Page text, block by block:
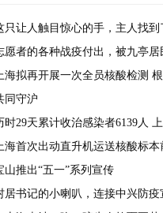
只让人触目惊心的手，主人找到
愿者的各种战疫付出，被九亭居
海拟再开展一次全员核酸检测
同守沪
时29天累计收治感染者6139人
海首次出动直升机运送核酸标本
山推出“五一”系列宣传
居书记的小喇叭，连接中兴防疫